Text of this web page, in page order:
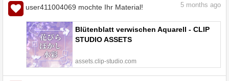
user411004069 mochte Ihr Material! 5 months ago
Blütenblatt verwischen Aquarell - CLIP
STUDIO ASSETS
assets.clip-studio.com